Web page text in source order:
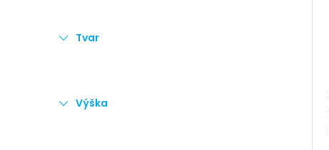
Tvar
Výška